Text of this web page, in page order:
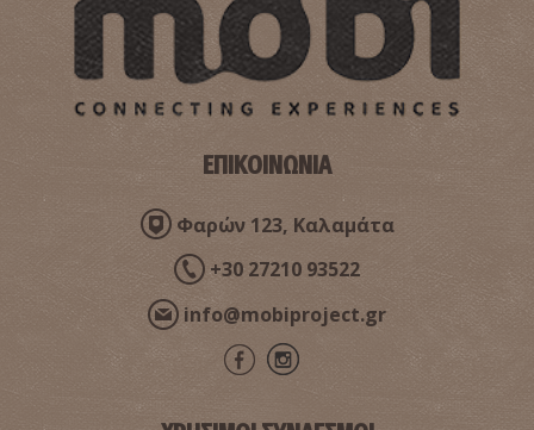
Παραλία Καλαμάτας
ΠΑΡΑΛΙΕΣ ~2.5Km
ΕΠΙΚΟΙΝΩΝΙΑ
Φαρών 123, Καλαμάτα
+30 27210 93522
info@mobiproject.gr